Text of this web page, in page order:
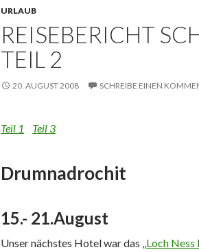
URLAUB
REISEBERICHT
TEIL 2
20. AUGUST 2008 SCHREIBE EINEN
Teil 1 Teil 3
Drumnadrochit
15.- 21.August
Unser nächstes Hotel war das „Loch